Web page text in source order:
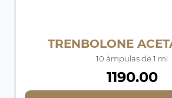
TRENBOLONE
10 ámpulas de 1 ml
1190.00